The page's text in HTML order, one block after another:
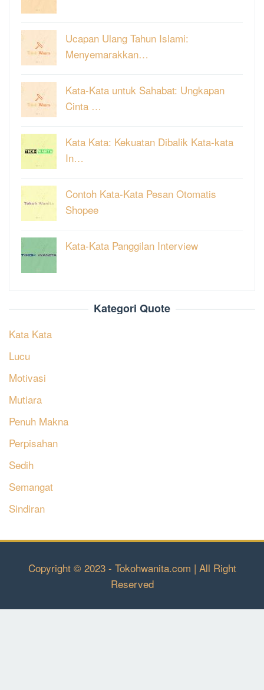
Ucapan Ulang Tahun Islami:
Menyemarakkan…
Kata-Kata untuk Sahabat: Ungkapan
Cinta …
Kata Kata: Kekuatan Dibalik Kata-kata
In…
Contoh Kata-Kata Pesan Otomatis
Shopee
Kata-Kata Panggilan Interview
Kategori Quote
Kata Kata
Lucu
Motivasi
Mutiara
Penuh Makna
Perpisahan
Sedih
Semangat
Sindiran
Copyright © 2023 - Tokohwanita.com | All Right
Reserved